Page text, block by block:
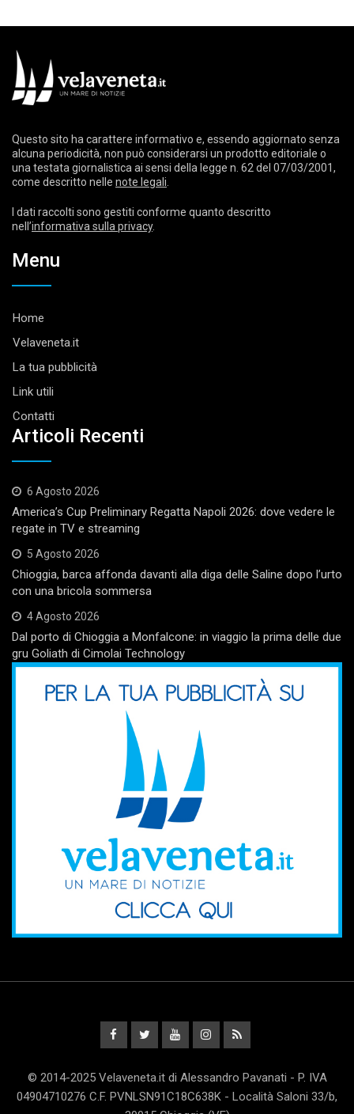
Questo sito ha carattere informativo e, essendo aggiornato senza
alcuna periodicità, non può considerarsi un prodotto editoriale o
una testata giornalistica ai sensi della legge n. 62 del 07/03/2001,
come descritto nelle note legali
I dati raccolti sono gestiti conforme quanto descritto
nell’informativa sulla privacy.
Menu
Home
Velaveneta.it
La tua pubblicità
Link utili
Contatti
Articoli Recenti
6 Agosto 2026
America’s Cup Preliminary Regatta Napoli 2026: dove vedere le
regate in TV e streaming
5 Agosto 2026
Chioggia, barca affonda davanti alla diga delle Saline dopo l’urto
con una bricola sommersa
4 Agosto 2026
Dal porto di Chioggia a Monfalcone: in viaggio la prima delle due
gru Goliath di Cimolai Technology
© 2014-2025 Velaveneta.it di Alessandro Pavanati - P. IVA
04904710276 C.F. PVNLSN91C18C638K - Località Saloni 33/b,